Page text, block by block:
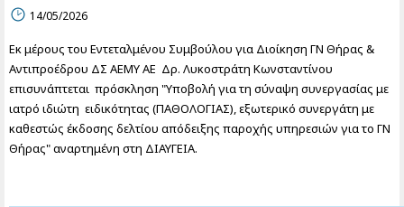
14/05/2026
Εκ μέρους του Εντεταλμένου Συμβούλου για Διοίκηση ΓΝ Θήρας &
Αντιπροέδρου ΔΣ ΑΕΜΥ ΑΕ Δρ. Λυκοστράτη Κωνσταντίνου
επισυνάπτεται πρόσκληση "Υποβολή για τη σύναψη συνεργασίας με
ιατρό ιδιώτη ειδικότητας (ΠΑΘΟΛΟΓΙΑΣ), εξωτερικό συνεργάτη με
καθεστώς έκδοσης δελτίου απόδειξης παροχής υπηρεσιών για το ΓΝ
Θήρας" αναρτημένη στη ΔΙΑΥΓΕΙΑ.